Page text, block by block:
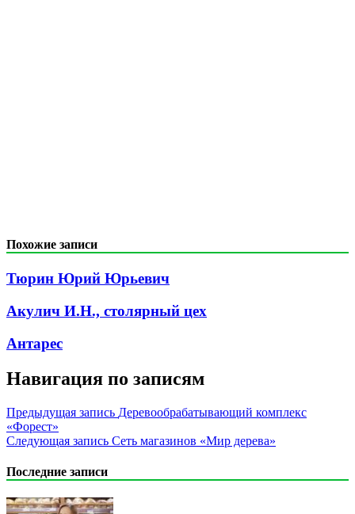
Похожие записи
Тюрин Юрий Юрьевич
Акулич И.Н., столярный цех
Антарес
Навигация по записям
Предыдущая запись Деревообрабатывающий комплекс
«Форест»
Следующая запись Сеть магазинов «Мир дерева»
Последние записи